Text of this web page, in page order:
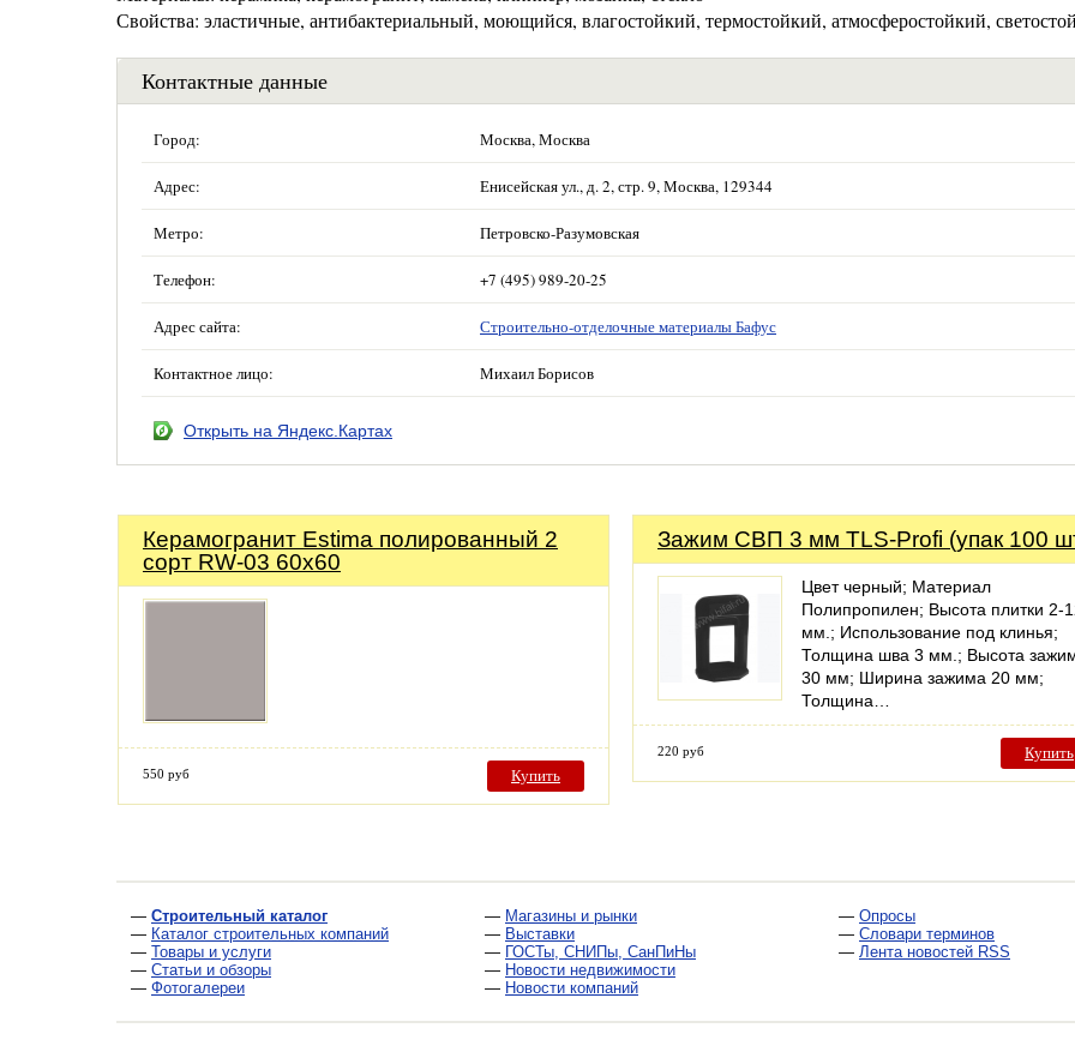
Свойства: эластичные, антибактериальный, моющийся, влагостойкий, термостойкий, атмосферостойкий,
Контактные данные
Город: Москва, Москва
Адрес: Енисейская ул., д. 2, стр. 9, Москва, 129344
Метро: Петровско-Разумовская
Телефон: +7 (495) 989-20-25
Адрес сайта: Строительно-отделочные материалы Бафус
Контактное лицо: Михаил Борисов
Открыть на Яндекс.Картах
Керамогранит Estima полированный 2
сорт RW-03 60х60
550 руб Купить
Зажим СВП 3 мм TLS-Profi (упак 100
Цвет черный; Материал
Полипропилен; Высота плитки 2-
мм.; Использование под клинья;
Толщина шва 3 мм.; Высота
30 мм; Ширина зажима 20 мм;
Толщина…
220 руб Купить
— Строительный каталог
— Каталог строительных компаний
— Товары и услуги
— Статьи и обзоры
— Фотогалереи
— Магазины и рынки
— Выставки
— ГОСТы, СНИПы, СанПиНы
— Новости недвижимости
— Новости компаний
— Опросы
— Словари терминов
— Лента новостей RSS